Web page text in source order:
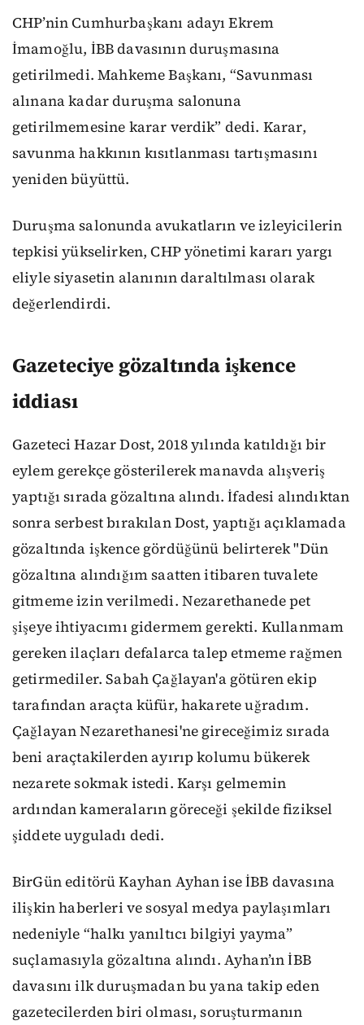
CHP’nin Cumhurbaşkanı adayı Ekrem
İmamoğlu, İBB davasının duruşmasına
getirilmedi. Mahkeme Başkanı, “Savunması
alınana kadar duruşma salonuna
getirilmemesine karar verdik” dedi. Karar,
savunma hakkının kısıtlanması tartışmasını
yeniden büyüttü.
Duruşma salonunda avukatların ve izleyicilerin
tepkisi yükselirken, CHP yönetimi kararı yargı
eliyle siyasetin alanının daraltılması olarak
değerlendirdi.
Gazeteciye gözaltında işkence
iddiası
Gazeteci Hazar Dost, 2018 yılında katıldığı bir
eylem gerekçe gösterilerek manavda alışveriş
yaptığı sırada gözaltına alındı. İfadesi alındıktan
sonra serbest bırakılan Dost, yaptığı açıklamada
gözaltında işkence gördüğünü belirterek "Dün
gözaltına alındığım saatten itibaren tuvalete
gitmeme izin verilmedi. Nezarethanede pet
şişeye ihtiyacımı gidermem gerekti. Kullanmam
gereken ilaçları defalarca talep etmeme rağmen
getirmediler. Sabah Çağlayan'a götüren ekip
tarafından araçta küfür, hakarete uğradım.
Çağlayan Nezarethanesi'ne gireceğimiz sırada
beni araçtakilerden ayırıp kolumu bükerek
nezarete sokmak istedi. Karşı gelmemin
ardından kameraların göreceği şekilde fiziksel
şiddete uyguladı dedi.
BirGün editörü Kayhan Ayhan ise İBB davasına
ilişkin haberleri ve sosyal medya paylaşımları
nedeniyle “halkı yanıltıcı bilgiyi yayma”
suçlamasıyla gözaltına alındı. Ayhan’ın İBB
davasını ilk duruşmadan bu yana takip eden
gazetecilerden biri olması, soruşturmanın